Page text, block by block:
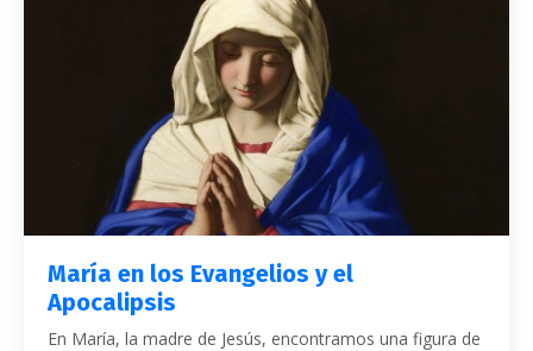
María en los Evangelios y el
Apocalipsis
En María, la madre de Jesús, encontramos una figura de